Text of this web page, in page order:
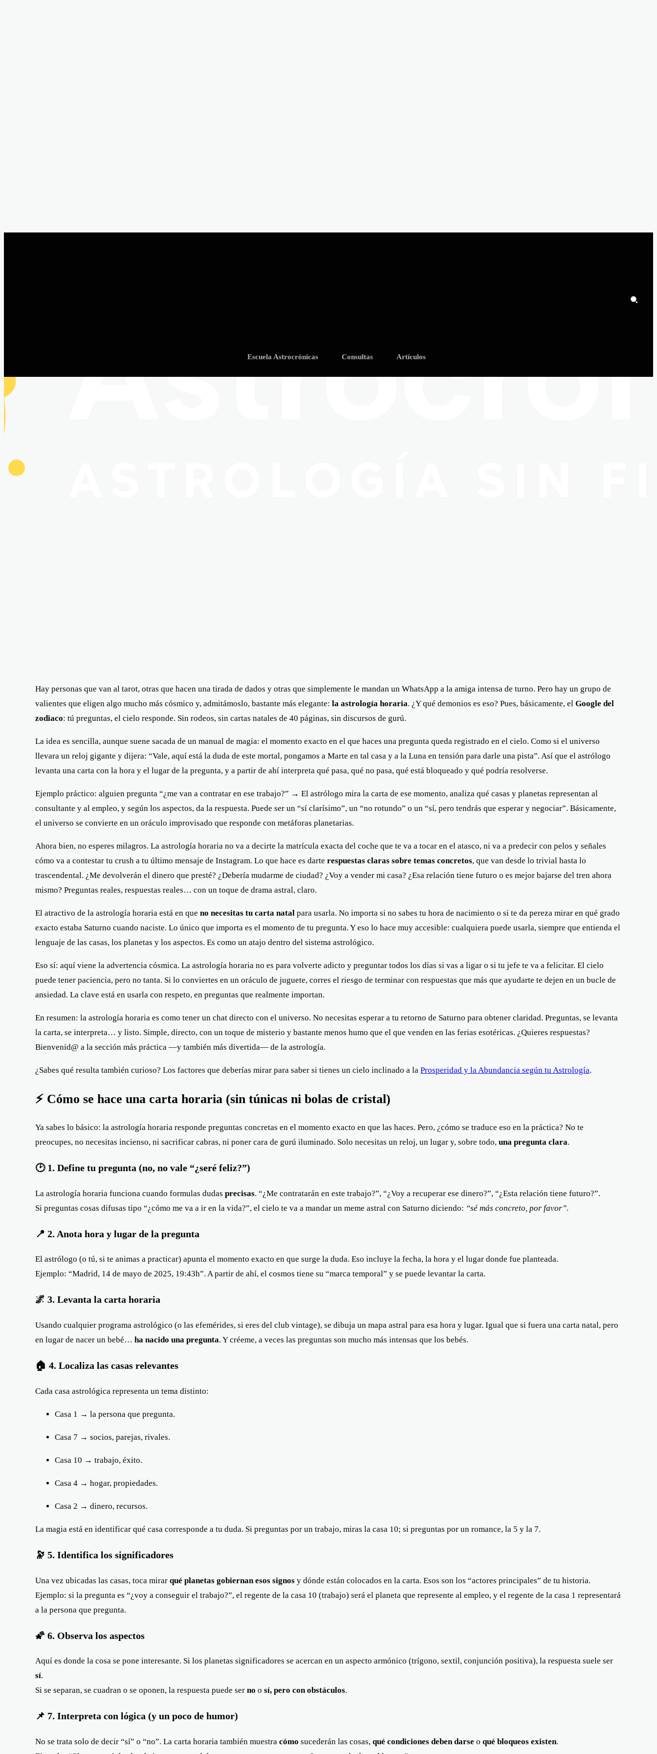
Escuela Astrocrónicas Consultas Artículos
Hay personas que van al tarot, otras que hacen una tirada de dados y otras que simplemente le mandan un WhatsApp a la amiga intensa de turno. Pero hay un grupo de
valientes que eligen algo mucho más cósmico y, admitámoslo, bastante más elegante: la astrología horaria. ¿Y qué demonios es eso? Pues, básicamente, el Google del
zodiaco: tú preguntas, el cielo responde. Sin rodeos, sin cartas natales de 40 páginas, sin discursos de gurú.
La idea es sencilla, aunque suene sacada de un manual de magia: el momento exacto en el que haces una pregunta queda registrado en el cielo. Como si el universo
llevara un reloj gigante y dijera: “Vale, aquí está la duda de este mortal, pongamos a Marte en tal casa y a la Luna en tensión para darle una pista”. Así que el astrólogo
levanta una carta con la hora y el lugar de la pregunta, y a partir de ahí interpreta qué pasa, qué no pasa, qué está bloqueado y qué podría resolverse.
Ejemplo práctico: alguien pregunta “¿me van a contratar en ese trabajo?” → El astrólogo mira la carta de ese momento, analiza qué casas y planetas representan al
consultante y al empleo, y según los aspectos, da la respuesta. Puede ser un “sí clarísimo”, un “no rotundo” o un “sí, pero tendrás que esperar y negociar”. Básicamente,
el universo se convierte en un oráculo improvisado que responde con metáforas planetarias.
Ahora bien, no esperes milagros. La astrología horaria no va a decirte la matrícula exacta del coche que te va a tocar en el atasco, ni va a predecir con pelos y señales
cómo va a contestar tu crush a tu último mensaje de Instagram. Lo que hace es darte respuestas claras sobre temas concretos, que van desde lo trivial hasta lo
trascendental. ¿Me devolverán el dinero que presté? ¿Debería mudarme de ciudad? ¿Voy a vender mi casa? ¿Esa relación tiene futuro o es mejor bajarse del tren ahora
mismo? Preguntas reales, respuestas reales… con un toque de drama astral, claro.
El atractivo de la astrología horaria está en que no necesitas tu carta natal para usarla. No importa si no sabes tu hora de nacimiento o si te da pereza mirar en qué grado
exacto estaba Saturno cuando naciste. Lo único que importa es el momento de tu pregunta. Y eso lo hace muy accesible: cualquiera puede usarla, siempre que entienda el
lenguaje de las casas, los planetas y los aspectos. Es como un atajo dentro del sistema astrológico.
Eso sí: aquí viene la advertencia cósmica. La astrología horaria no es para volverte adicto y preguntar todos los días si vas a ligar o si tu jefe te va a felicitar. El cielo
puede tener paciencia, pero no tanta. Si lo conviertes en un oráculo de juguete, corres el riesgo de terminar con respuestas que más que ayudarte te dejen en un bucle de
ansiedad. La clave está en usarla con respeto, en preguntas que realmente importan.
En resumen: la astrología horaria es como tener un chat directo con el universo. No necesitas esperar a tu retorno de Saturno para obtener claridad. Preguntas, se levanta
la carta, se interpreta… y listo. Simple, directo, con un toque de misterio y bastante menos humo que el que venden en las ferias esotéricas. ¿Quieres respuestas?
Bienvenid@ a la sección más práctica —y también más divertida— de la astrología.
¿Sabes qué resulta también curioso? Los factores que deberías mirar para saber si tienes un cielo inclinado a la Prosperidad y la Abundancia según tu Astrología.
⚡ Cómo se hace una carta horaria (sin túnicas ni bolas de cristal)
Ya sabes lo básico: la astrología horaria responde preguntas concretas en el momento exacto en que las haces. Pero, ¿cómo se traduce eso en la práctica? No te
preocupes, no necesitas incienso, ni sacrificar cabras, ni poner cara de gurú iluminado. Solo necesitas un reloj, un lugar y, sobre todo, una pregunta clara.
🕑 1. Define tu pregunta (no, no vale “¿seré feliz?”)
La astrología horaria funciona cuando formulas dudas precisas. “¿Me contratarán en este trabajo?”, “¿Voy a recuperar ese dinero?”, “¿Esta relación tiene futuro?”.
Si preguntas cosas difusas tipo “¿cómo me va a ir en la vida?”, el cielo te va a mandar un meme astral con Saturno diciendo: “sé más concreto, por favor”.
📍 2. Anota hora y lugar de la pregunta
El astrólogo (o tú, si te animas a practicar) apunta el momento exacto en que surge la duda. Eso incluye la fecha, la hora y el lugar donde fue planteada.
Ejemplo: “Madrid, 14 de mayo de 2025, 19:43h”. A partir de ahí, el cosmos tiene su “marca temporal” y se puede levantar la carta.
🌌 3. Levanta la carta horaria
Usando cualquier programa astrológico (o las efemérides, si eres del club vintage), se dibuja un mapa astral para esa hora y lugar. Igual que si fuera una carta natal, pero
en lugar de nacer un bebé… ha nacido una pregunta. Y créeme, a veces las preguntas son mucho más intensas que los bebés.
🏠 4. Localiza las casas relevantes
Cada casa astrológica representa un tema distinto:
Casa 1 → la persona que pregunta.
Casa 7 → socios, parejas, rivales.
Casa 10 → trabajo, éxito.
Casa 4 → hogar, propiedades.
Casa 2 → dinero, recursos.
La magia está en identificar qué casa corresponde a tu duda. Si preguntas por un trabajo, miras la casa 10; si preguntas por un romance, la 5 y la 7.
🔭 5. Identifica los significadores
Una vez ubicadas las casas, toca mirar qué planetas gobiernan esos signos y dónde están colocados en la carta. Esos son los “actores principales” de tu historia.
Ejemplo: si la pregunta es “¿voy a conseguir el trabajo?”, el regente de la casa 10 (trabajo) será el planeta que represente al empleo, y el regente de la casa 1 representará
a la persona que pregunta.
🌠 6. Observa los aspectos
Aquí es donde la cosa se pone interesante. Si los planetas significadores se acercan en un aspecto armónico (trígono, sextil, conjunción positiva), la respuesta suele ser
sí.
Si se separan, se cuadran o se oponen, la respuesta puede ser no o sí, pero con obstáculos.
📌 7. Interpreta con lógica (y un poco de humor)
No se trata solo de decir “sí” o “no”. La carta horaria también muestra cómo sucederán las cosas, qué condiciones deben darse o qué bloqueos existen.